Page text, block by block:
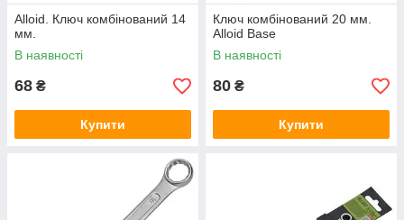
Alloid. Ключ комбінований 14
мм.
В наявності
68 ₴
Купити
Ключ комбінований 20 мм.
Alloid Base
В наявності
80 ₴
Купити